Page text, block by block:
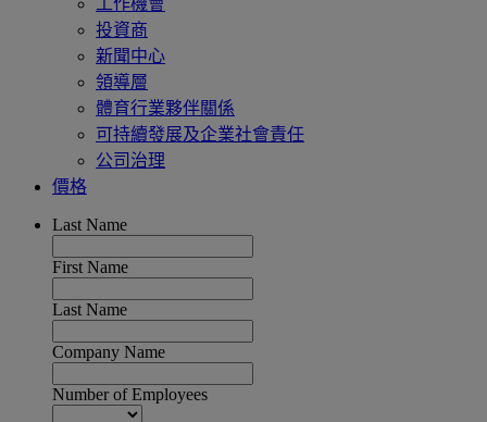
工作機會
投資商
新聞中心
領導層
體育行業夥伴關係
可持續發展及企業社會責任
公司治理
價格
Last Name
First Name
Last Name
Company Name
Number of Employees